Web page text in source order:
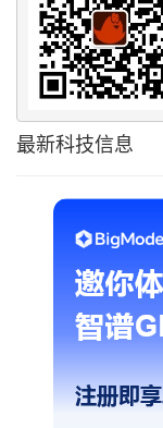
最新科技信息